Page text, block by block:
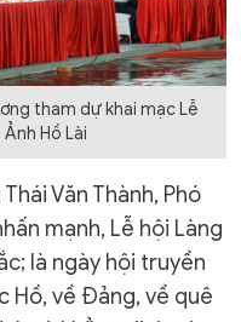
tham dự khai mạc Lễ
Hồ Lài
Văn Thành, Phó
mạnh, Lễ hội Làng
là ngày hội truyền
Hồ, về Đảng, về quê